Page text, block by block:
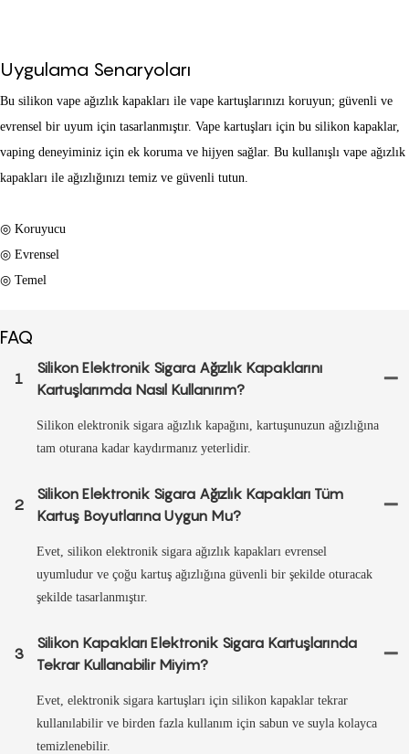
Uygulama Senaryoları
Bu silikon vape ağızlık kapakları ile vape kartuşlarınızı koruyun; güvenli ve
evrensel bir uyum için tasarlanmıştır. Vape kartuşları için bu silikon kapaklar,
vaping deneyiminiz için ek koruma ve hijyen sağlar. Bu kullanışlı vape ağızlık
kapakları ile ağızlığınızı temiz ve güvenli tutun.
◎ Koruyucu
◎ Evrensel
◎ Temel
FAQ
1
Silikon Elektronik Sigara Ağızlık Kapaklarını
Kartuşlarımda Nasıl Kullanırım?
Silikon elektronik sigara ağızlık kapağını, kartuşunuzun ağızlığına
tam oturana kadar kaydırmanız yeterlidir.
2
Silikon Elektronik Sigara Ağızlık Kapakları Tüm
Kartuş Boyutlarına Uygun Mu?
Evet, silikon elektronik sigara ağızlık kapakları evrensel
uyumludur ve çoğu kartuş ağızlığına güvenli bir şekilde oturacak
şekilde tasarlanmıştır.
3
Silikon Kapakları Elektronik Sigara Kartuşlarında
Tekrar Kullanabilir Miyim?
Evet, elektronik sigara kartuşları için silikon kapaklar tekrar
kullanılabilir ve birden fazla kullanım için sabun ve suyla kolayca
temizlenebilir.